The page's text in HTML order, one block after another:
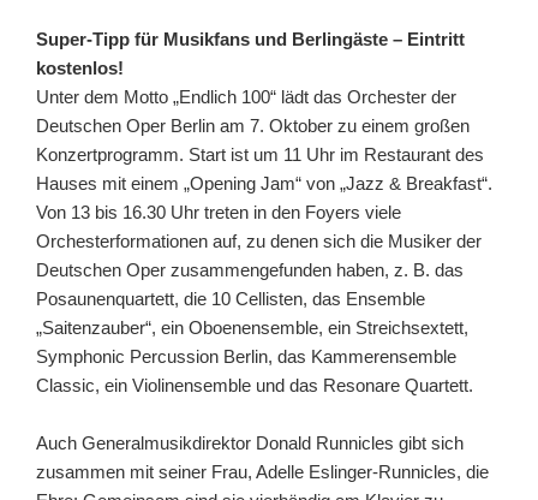
Super-Tipp für Musikfans und Berlingäste – Eintritt
kostenlos!
Unter dem Motto „Endlich 100“ lädt das Orchester der
Deutschen Oper Berlin am 7. Oktober zu einem großen
Konzertprogramm. Start ist um 11 Uhr im Restaurant des
Hauses mit einem „Opening Jam“ von „Jazz & Breakfast“.
Von 13 bis 16.30 Uhr treten in den Foyers viele
Orchesterformationen auf, zu denen sich die Musiker der
Deutschen Oper zusammengefunden haben, z. B. das
Posaunenquartett, die 10 Cellisten, das Ensemble
„Saitenzauber“, ein Oboenensemble, ein Streichsextett,
Symphonic Percussion Berlin, das Kammerensemble
Classic, ein Violinensemble und das Resonare Quartett.
Auch Generalmusikdirektor Donald Runnicles gibt sich
zusammen mit seiner Frau, Adelle Eslinger-Runnicles, die